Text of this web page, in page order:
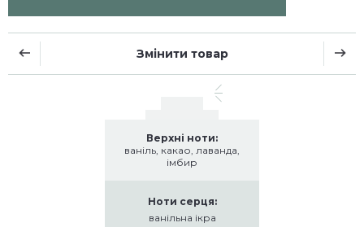
Змінити товар
Верхні ноти:
ваніль, какао, лаванда,
імбир
Ноти серця:
ванільна ікра